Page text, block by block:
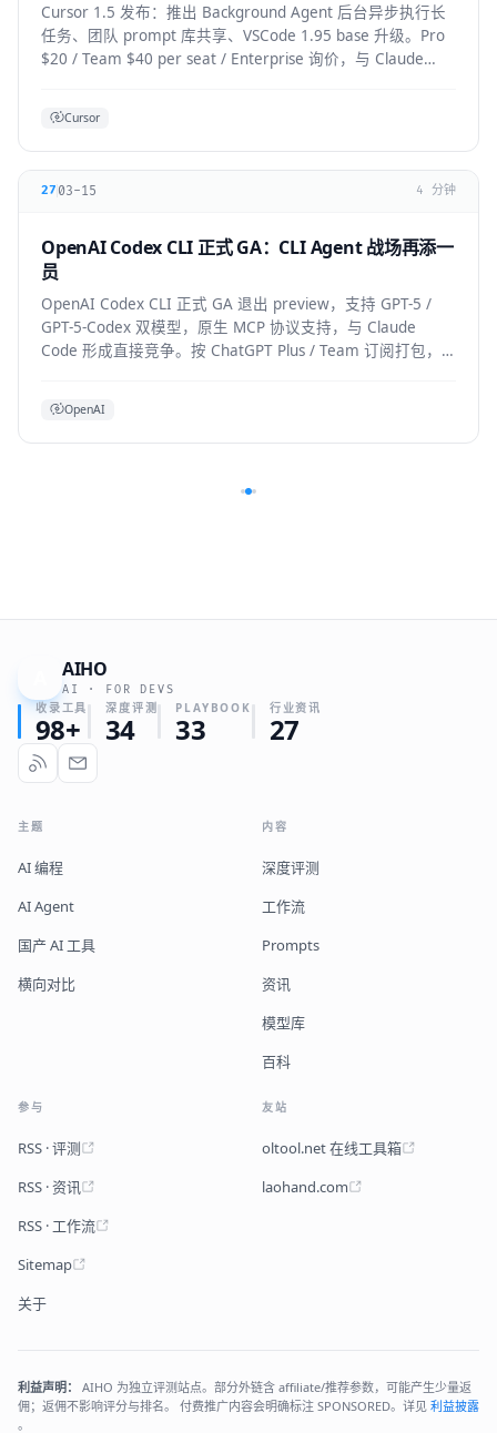
Cursor 1.5 发布：推出 Background Agent 后台异步执行长
任务、团队 prompt 库共享、VSCode 1.95 base 升级。Pro
$20 / Team $40 per seat / Enterprise 询价，与 Claude
Cursor
27 03-15 4 分钟
OpenAI Codex CLI 正式 GA：CLI Agent 战场再添一
员
OpenAI Codex CLI 正式 GA 退出 preview，支持 GPT-5 /
GPT-5-Codex 双模型，原生 MCP 协议支持，与 Claude
Code 形成直接竞争。按 ChatGPT Plus / Team 订阅打包，
OpenAI
AIHO
AI · FOR DEVS
收录工具
98+
深度评测
34
PLAYBOOK
33
行业资讯
27
主题
AI 编程
AI Agent
国产 AI 工具
横向对比
内容
深度评测
工作流
Prompts
资讯
模型库
百科
参与
RSS · 评测
RSS · 资讯
RSS · 工作流
Sitemap
关于
友站
oltool.net 在线工具箱
laohand.com
利益声明：
AIHO 为独立评测站点。部分外链含 affiliate/推荐参数，可能产生少量返
佣；返佣不影响评分与排名。 付费推广内容会明确标注 SPONSORED。详见 利益披露
。